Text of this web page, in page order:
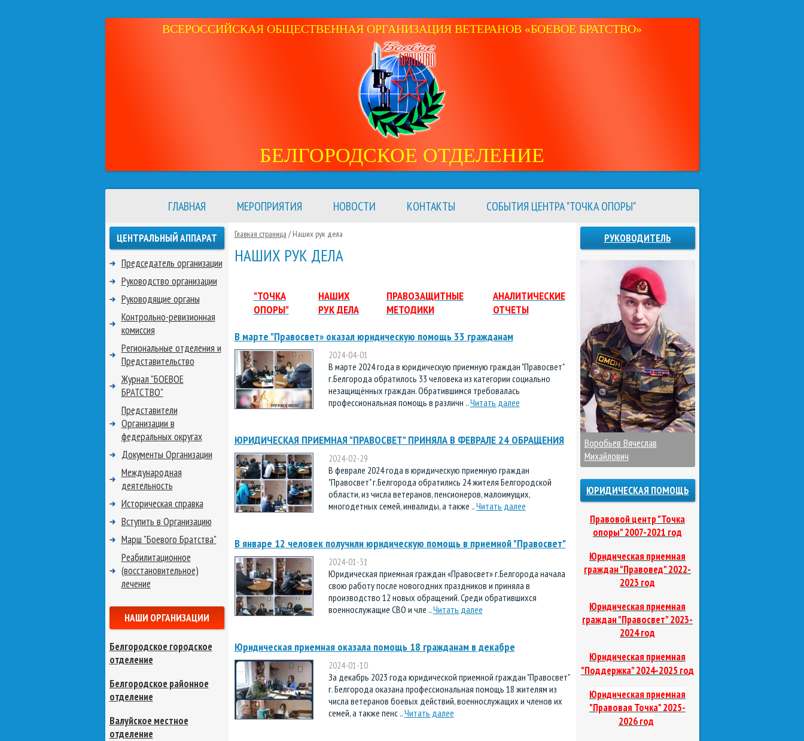
ВСЕРОССИЙСКАЯ ОБЩЕСТВЕННАЯ ОРГАНИЗАЦИЯ ВЕТЕРАНОВ «БОЕВОЕ БРАТСТВО»
БЕЛГОРОДСКОЕ ОТДЕЛЕНИЕ
ГЛАВНАЯ МЕРОПРИЯТИЯ НОВОСТИ КОНТАКТЫ СОБЫТИЯ ЦЕНТРА "ТОЧКА ОПОРЫ"
Главная страница /Наших рук дела
НАШИХ РУК ДЕЛА
"ТОЧКА
ОПОРЫ"
НАШИХ
РУК ДЕЛА
ПРАВОЗАЩИТНЫЕ
МЕТОДИКИ
АНАЛИТИЧЕСКИЕ
ОТЧЕТЫ
В марте "Правосвет» оказал юридическую помощь 33 гражданам
2024-04-01
В марте 2024 года в юридическую приемную граждан "Правосвет"
г.Белгорода обратилось 33 человека из категории социально
незащищённых граждан. Обратившимся требовалась
профессиональная помощь в различн ..Читать далее
ЮРИДИЧЕСКАЯ ПРИЕМНАЯ "ПРАВОСВЕТ" ПРИНЯЛА В ФЕВРАЛЕ 24 ОБРАЩЕНИЯ
2024-02-29
В феврале 2024 года в юридическую приемную граждан
"Правосвет" г.Белгорода обратились 24 жителя Белгородской
области, из числа ветеранов, пенсионеров, малоимущих,
многодетных семей, инвалиды, а также ..Читать далее
В январе 12 человек получили юридическую помощь в приемной "Правосвет"
2024-01-31
Юридическая приемная граждан «Правосвет» г.Белгорода начала
свою работу после новогодних праздников и приняла в
производство 12 новых обращений. Среди обратившихся
военнослужащие СВО и чле ..Читать далее
Юридическая приемная оказала помощь 18 гражданам в декабре
2024-01-10
За декабрь 2023 года юридической приемной граждан "Правосвет"
г. Белгорода оказана профессиональная помощь 18 жителям из
числа ветеранов боевых действий, военнослужащих и членов их
семей, а также пенс ..Читать далее
ЦЕНТРАЛЬНЫЙ АППАРАТ
Председатель организации
Руководство организации
Руководящие органы
Контрольно-ревизионная
комиссия
Региональные отделения и
Представительство
Журнал "БОЕВОЕ
БРАТСТВО"
Представители
Организации в
федеральных округах
Документы Организации
Международная
деятельность
Историческая справка
Вступить в Организацию
Марш "Боевого Братства"
Реабилитационное
(восстановительное)
лечение
НАШИ ОРГАНИЗАЦИИ
Белгородское городское
отделение
Белгородское районное
отделение
Валуйское местное
отделение
РУКОВОДИТЕЛЬ
Воробьев Вячеслав
Михайлович
ЮРИДИЧЕСКАЯ ПОМОЩЬ
Правовой центр "Точка
опоры" 2007-2021 год
Юридическая приемная
граждан "Правовед"2022-
2023 год
Юридическая приемная
граждан "Правосвет"2023-
2024 год
Юридическая приемная
"Поддержка"2024-2025 год
Юридическая приемная
"Правовая Точка"2025-
2026 год